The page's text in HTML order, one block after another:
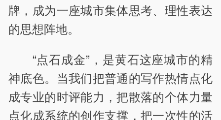
牌，成为一座城市集体思考、理性表达
的思想阵地。
“点石成金”，是黄石这座城市的精
神底色。当我们把普通的写作热情点化
成专业的时评能力，把散落的个体力量
点化成系统的创作支撑，把一次性的活